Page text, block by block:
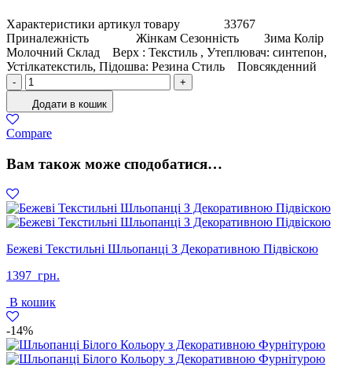
Характеристики артикул товару 33767
Приналежність Жінкам Сезонність Зима Колір
Молочний Склад Верх : Текстиль , Утеплювач: синтепон,
Устілкатекстиль, Підошва: Резина Стиль Повсякденний
Черевики
Жіночі
Зима
Текстиль
Молочний
-
+
Додати в кошик
Compare
Вам також може сподобатися…
Бежеві Текстильні Шльопанці З Декоративною Підвіскою
1397 грн.
В кошик
-14%